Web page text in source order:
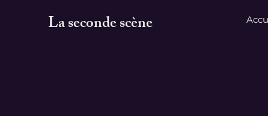
La seconde scène